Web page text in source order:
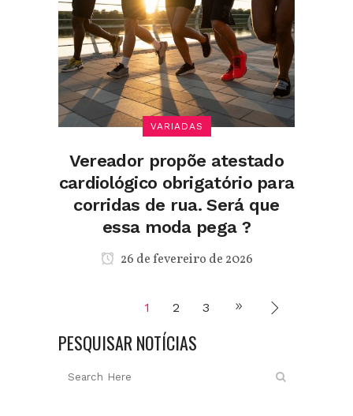
VARIADAS
Vereador propõe atestado
cardiológico obrigatório para
corridas de rua. Será que
essa moda pega ?
26 de fevereiro de 2026
1 2 3
PESQUISAR NOTÍCIAS